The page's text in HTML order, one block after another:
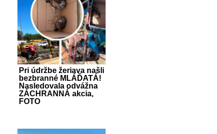
Pri údržbe žeriava našli
bezbranné MLÁĎATÁ!
Nasledovala odvážna
ZÁCHRANNÁ akcia,
FOTO